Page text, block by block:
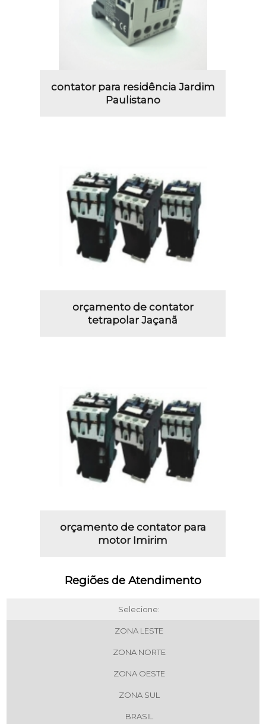
contator para residência Jardim
Paulistano
orçamento de contator
tetrapolar Jaçanã
orçamento de contator para
motor Imirim
Regiões de Atendimento
Selecione:
ZONA LESTE
ZONA NORTE
ZONA OESTE
ZONA SUL
BRASIL